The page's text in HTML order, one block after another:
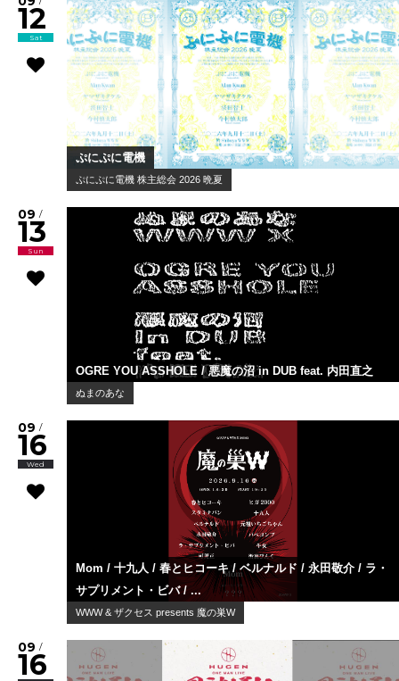
12
Sat
ぷにぷに電機
ぷにぷに電機 株主総会 2026 晩夏
09 /
13
Sun
OGRE YOU ASSHOLE / 悪魔の沼 in DUB feat. 内田直之
ぬまのあな
09 /
16
Wed
Mom / 十九人 / 春とヒコーキ / ベルナルド / 永田敬介 / ラ・
サプリメント・ビバ / ...
WWW & ザクセス presents 魔の巣W
09 /
16